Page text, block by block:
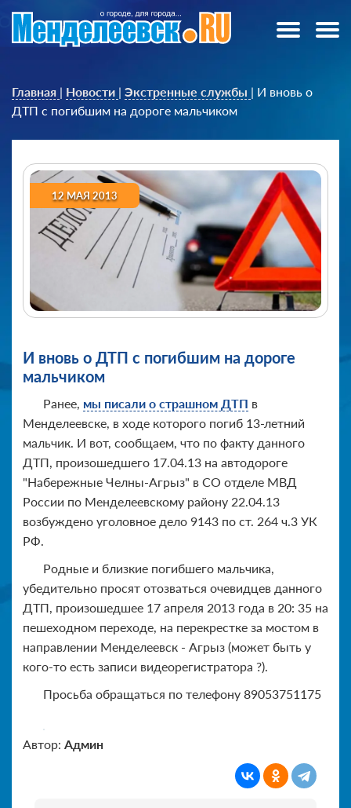
Главная | Новости | Экстренные службы | И вновь о
ДТП с погибшим на дороге мальчиком
12 МАЯ 2013
И вновь о ДТП с погибшим на дороге
мальчиком
Ранее, мы писали о страшном ДТП в
Менделеевске, в ходе которого погиб 13-летний
мальчик. И вот, сообщаем, что по факту данного
ДТП, произошедшего 17.04.13 на автодороге
"Набережные Челны-Агрыз" в СО отделе МВД
России по Менделеевскому району 22.04.13
возбуждено уголовное дело 9143 по ст. 264 ч.3 УК
РФ.
Родные и близкие погибшего мальчика,
убедительно просят отозваться очевидцев данного
ДТП, произошедшее 17 апреля 2013 года в 20: 35 на
пешеходном переходе, на перекрестке за мостом в
направлении Менделеевск - Агрыз (может быть у
кого-то есть записи видеорегистратора ?).
Просьба обращаться по телефону 89053751175
Автор: Админ